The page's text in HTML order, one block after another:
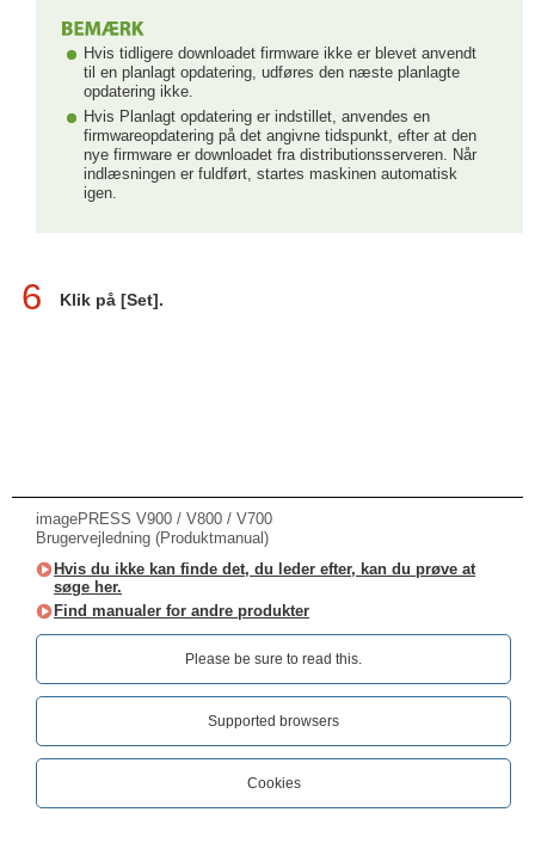
Hvis tidligere downloadet firmware ikke er blevet anvendt
til en planlagt opdatering, udføres den næste planlagte
opdatering ikke.
Hvis Planlagt opdatering er indstillet, anvendes en
firmwareopdatering på det angivne tidspunkt, efter at den
nye firmware er downloadet fra distributionsserveren. Når
indlæsningen er fuldført, startes maskinen automatisk
igen.
6 Klik på [Set].
imagePRESS V900 / V800 / V700
Brugervejledning (Produktmanual)
Hvis du ikke kan finde det, du leder efter, kan du prøve at
søge her.
Find manualer for andre produkter
Please be sure to read this.‎
Supported browsers
Cookies